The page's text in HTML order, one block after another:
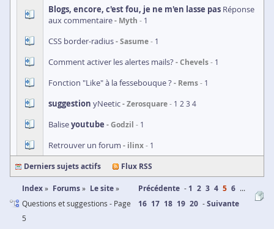
Blogs, encore, c'est fou, je ne m'en lasse pas Réponse
aux commentaire
Myth 1
CSS border-radius Sasume 1
Comment activer les alertes mails? Chevels 1
Fonction "Like" à la fessebouque ? Rems 1
suggestion yNeetic Zerosquare 1 2 3 4
Baliseyoutube Godzil 1
Retrouver un forum ilinx 1
Derniers sujets actifs Flux RSS
Index Forums Le site
Questions et suggestions - Page
5
Précédente 1 2 3 4 5 6 ...
16 17 18 19 20 Suivante